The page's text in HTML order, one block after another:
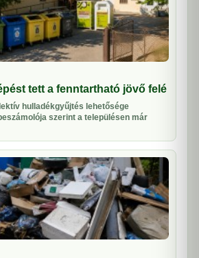
tett a fenntartható jövő felé
hulladékgyűjtés lehetősége
szerint a településen már